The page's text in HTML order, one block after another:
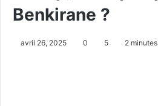
Benkirane ?
avril 26, 2025 0 5 2